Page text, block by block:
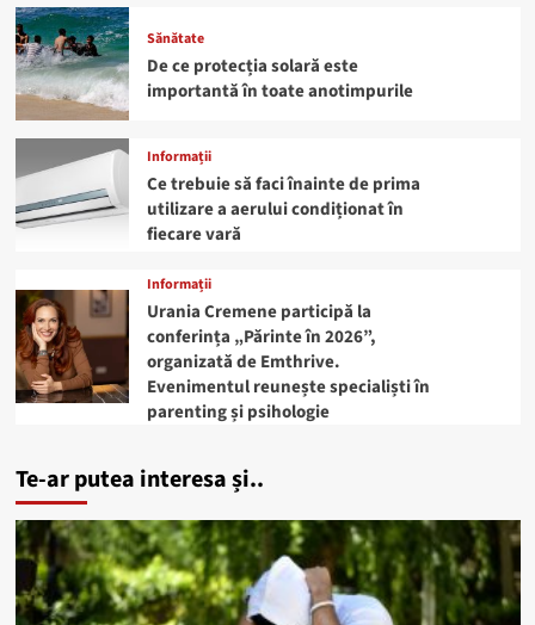
Sănătate
De ce protecția solară este
importantă în toate anotimpurile
Informații
Ce trebuie să faci înainte de prima
utilizare a aerului condiționat în
fiecare vară
Informații
Urania Cremene participă la
conferința „Părinte în 2026”,
organizată de Emthrive.
Evenimentul reunește specialiști în
parenting și psihologie
Te-ar putea interesa și..